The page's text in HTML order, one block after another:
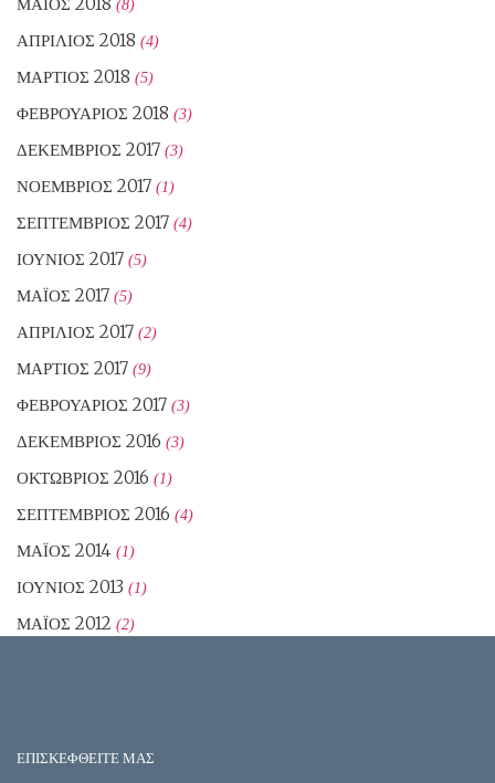
(8)
ΑΠΡΊΛΙΟΣ 2018 (4)
ΜΆΡΤΙΟΣ 2018 (5)
ΦΕΒΡΟΥΆΡΙΟΣ 2018 (3)
ΔΕΚΈΜΒΡΙΟΣ 2017 (3)
ΝΟΈΜΒΡΙΟΣ 2017 (1)
ΣΕΠΤΈΜΒΡΙΟΣ 2017 (4)
ΙΟΎΝΙΟΣ 2017 (5)
ΜΆΙΟΣ 2017 (5)
ΑΠΡΊΛΙΟΣ 2017 (2)
ΜΆΡΤΙΟΣ 2017 (9)
ΦΕΒΡΟΥΆΡΙΟΣ 2017 (3)
ΔΕΚΈΜΒΡΙΟΣ 2016 (3)
ΟΚΤΏΒΡΙΟΣ 2016 (1)
ΣΕΠΤΈΜΒΡΙΟΣ 2016 (4)
ΜΆΙΟΣ 2014 (1)
ΙΟΎΝΙΟΣ 2013 (1)
ΜΆΙΟΣ 2012 (2)
ΕΠΙΣΚΕΦΘΕΙΤΕ ΜΑΣ